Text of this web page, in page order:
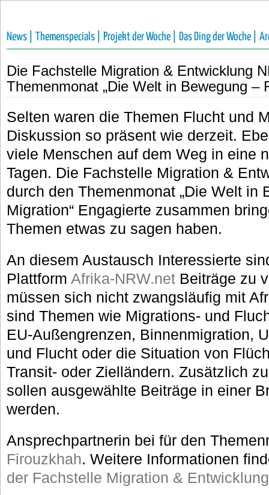
News | Themenspecials | Projekt der Woche | Das Ding der Woche |
Die Fachstelle Migration & Entwicklung
Themenmonat „Die Welt in Bewegung –
Selten waren die Themen Flucht und
Diskussion so präsent wie derzeit.
viele Menschen auf dem Weg in eine
Tagen. Die Fachstelle Migration &
durch den Themenmonat „Die Welt in
Migration“ Engagierte zusammen
Themen etwas zu sagen haben.
An diesem Austausch Interessierte
Plattform Afrika-NRW.net Beiträge zu
müssen sich nicht zwangsläufig mit
sind Themen wie Migrations- und
EU-Außengrenzen, Binnenmigration,
und Flucht oder die Situation von
Transit- oder Zielländern. Zusätzlich
sollen ausgewählte Beiträge in einer
werden.
Ansprechpartnerin bei für den
Firouzkhah. Weitere Informationen
der Fachstelle Migration &